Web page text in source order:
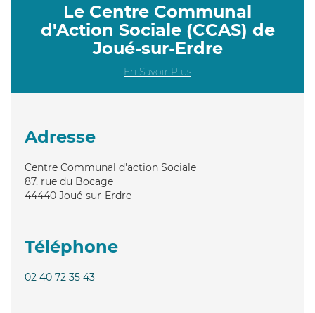
Le Centre Communal
d'Action Sociale (CCAS) de
Joué-sur-Erdre
En Savoir Plus
Adresse
Centre Communal d'action Sociale
87, rue du Bocage
44440 Joué-sur-Erdre
Téléphone
02 40 72 35 43